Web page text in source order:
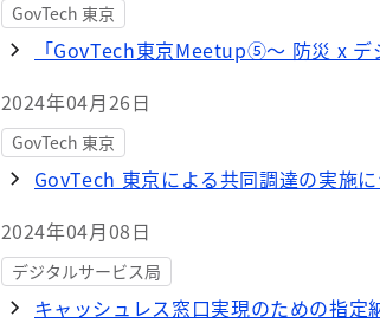
GovTech 東京
「GovTech東京Meetup⑤～ 防災 x デ
2024年04月26日
GovTech 東京
GovTech 東京による共同調達の実施
2024年04月08日
デジタルサービス局
キャッシュレス窓口実現のための指